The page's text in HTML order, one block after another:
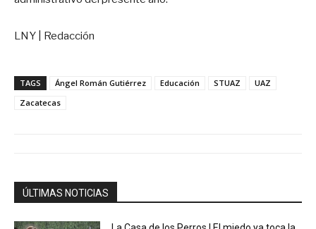
LNY | Redacción
TAGS Ángel Román Gutiérrez Educación STUAZ
UAZ
Zacatecas
ÚLTIMAS NOTICIAS